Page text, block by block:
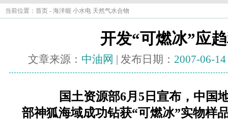
当前位置： 首页 - 海洋能 小水电 天然气水合物
开发“可燃冰”应
文章来源： 中油网 | 发布日期： 2007-06-14
国土资源部6月5日宣布，中国
部神狐海域成功钻获“可燃冰”实物样